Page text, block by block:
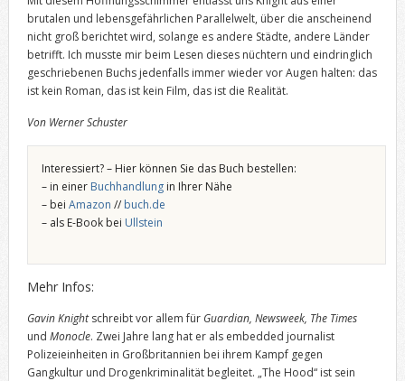
brutalen und lebensgefährlichen Parallelwelt, über die anscheinend
nicht groß berichtet wird, solange es andere Städte, andere Länder
betrifft. Ich musste mir beim Lesen dieses nüchtern und eindringlich
geschriebenen Buchs jedenfalls immer wieder vor Augen halten: das
ist kein Roman, das ist kein Film, das ist die Realität.
Von Werner Schuster
Interessiert? – Hier können Sie das Buch bestellen:
– in einer Buchhandlungin Ihrer Nähe
– bei Amazon // buch.de
– als E-Book bei Ullstein
Mehr Infos:
Gavin Knightschreibt vor allem für Guardian, Newsweek, The Times
und Monocle. Zwei Jahre lang hat er als embedded journalist
Polizeieinheiten in Großbritannien bei ihrem Kampf gegen
Gangkultur und Drogenkriminalität begleitet. „The Hood“ ist sein